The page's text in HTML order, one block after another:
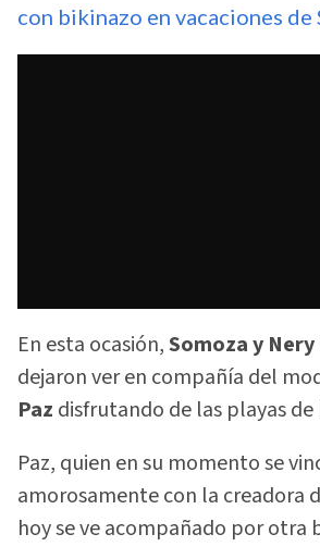
con bikinazo en vacaciones de
En esta ocasión,Somoza y
dejaron ver en compañía del
Paz disfrutando de las playas de
Paz, quien en su momento se
amorosamente con la creadora
hoy se ve acompañado por otra